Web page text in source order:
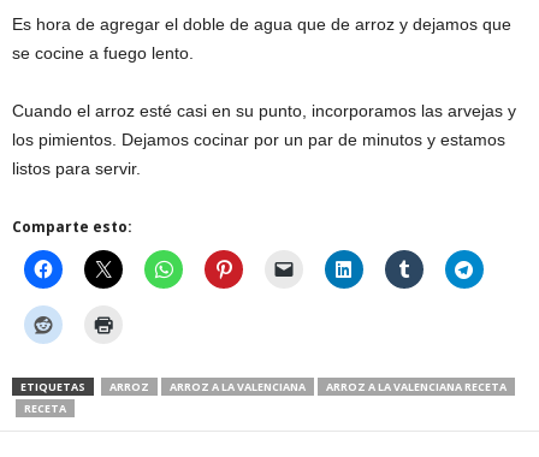
Es hora de agregar el doble de agua que de arroz y dejamos que
se cocine a fuego lento.
Cuando el arroz esté casi en su punto, incorporamos las arvejas y
los pimientos. Dejamos cocinar por un par de minutos y estamos
listos para servir.
Comparte esto:
ETIQUETAS ARROZ ARROZ A LA VALENCIANA
ARROZ A LA VALENCIANA RECETA
RECETA